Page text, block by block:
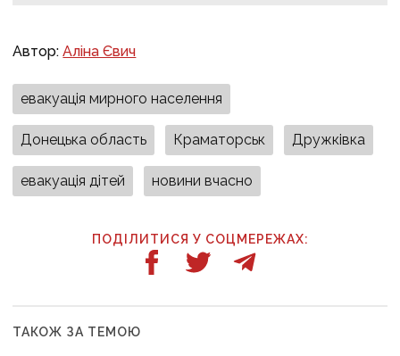
Автор:Аліна Євич
евакуація мирного населення
Донецька область Краматорськ Дружківка
евакуація дітей новини вчасно
ПОДІЛИТИСЯ У СОЦМЕРЕЖАХ:
ТАКОЖ ЗА ТЕМОЮ